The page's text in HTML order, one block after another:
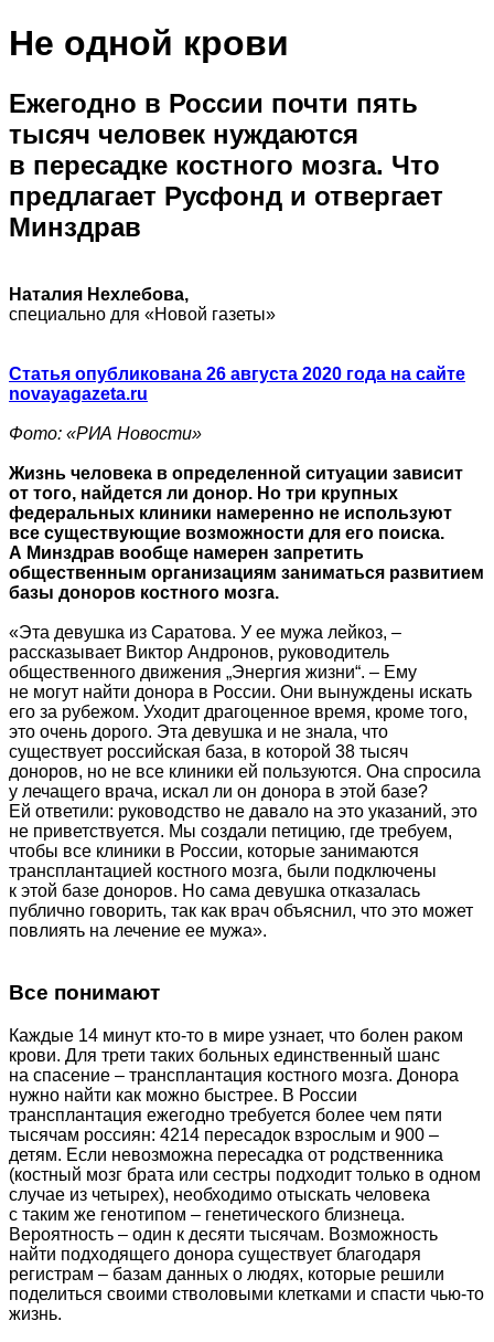
Не одной крови
Ежегодно в России почти пять
тысяч человек нуждаются
в пересадке костного мозга. Что
предлагает Русфонд и отвергает
Минздрав
Наталия Нехлебова,
специально для «Новой газеты»
Статья опубликована 26 августа 2020 года на сайте
novayagazeta.ru
Фото: «РИА Новости»
Жизнь человека в определенной ситуации зависит
от того, найдется ли донор. Но три крупных
федеральных клиники намеренно не используют
все существующие возможности для его поиска.
А Минздрав вообще намерен запретить
общественным организациям заниматься развитием
базы доноров костного мозга.
«Эта девушка из Саратова. У ее мужа лейкоз, –
рассказывает Виктор Андронов, руководитель
общественного движения „Энергия жизни“. – Ему
не могут найти донора в России. Они вынуждены искать
его за рубежом. Уходит драгоценное время, кроме того,
это очень дорого. Эта девушка и не знала, что
существует российская база, в которой 38 тысяч
доноров, но не все клиники ей пользуются. Она спросила
у лечащего врача, искал ли он донора в этой базе?
Ей ответили: руководство не давало на это указаний, это
не приветствуется. Мы создали петицию, где требуем,
чтобы все клиники в России, которые занимаются
трансплантацией костного мозга, были подключены
к этой базе доноров. Но сама девушка отказалась
публично говорить, так как врач объяснил, что это может
повлиять на лечение ее мужа».
Все понимают
Каждые 14 минут кто-то в мире узнает, что болен раком
крови. Для трети таких больных единственный шанс
на спасение – трансплантация костного мозга. Донора
нужно найти как можно быстрее. В России
трансплантация ежегодно требуется более чем пяти
тысячам россиян: 4214 пересадок взрослым и 900 –
детям. Если невозможна пересадка от родственника
(костный мозг брата или сестры подходит только в одном
случае из четырех), необходимо отыскать человека
с таким же генотипом – генетического близнеца.
Вероятность – один к десяти тысячам. Возможность
найти подходящего донора существует благодаря
регистрам – базам данных о людях, которые решили
поделиться своими стволовыми клетками и спасти чью-то
жизнь.